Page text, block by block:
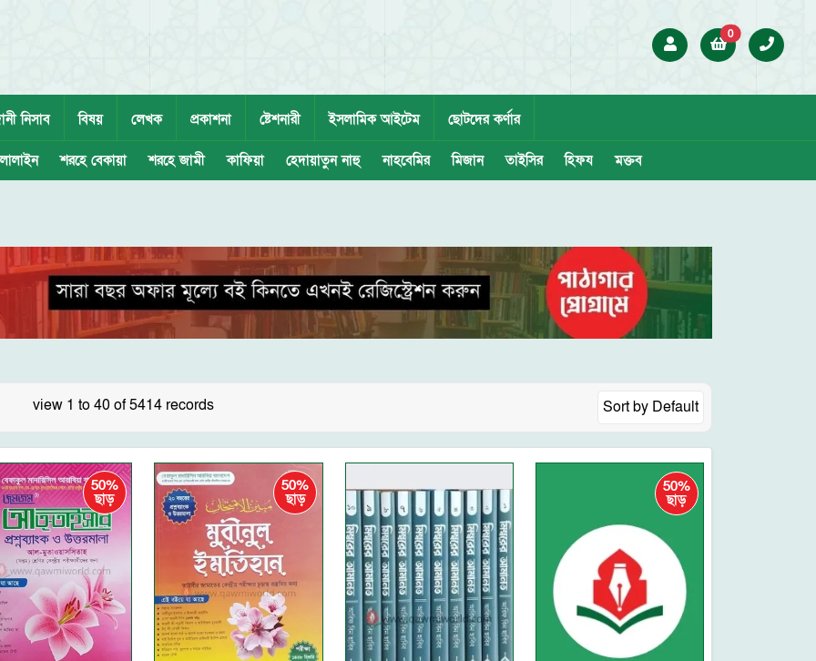
0
নিসাব বিষয় লেখক প্রকাশনা ষ্টেশনারী ইসলামিক আইটেম ছোটদের কর্ণার
শরহে বেকায়া শরহে জামী কাফিয়া হেদায়াতুন নাহু নাহবেমির মিজান তাইসির হিফয মক্তব
view 1 to 40 of 5414 records Sort by Default
50%
ছাড়
50%
ছাড়
50%
ছাড়